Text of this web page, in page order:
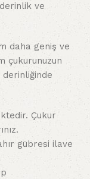
ve
daha geniş ve
çukurunuzun
Çukur
gübresi ilave